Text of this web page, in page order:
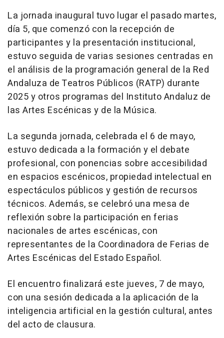
La jornada inaugural tuvo lugar el pasado martes,
día 5, que comenzó con la recepción de
participantes y la presentación institucional,
estuvo seguida de varias sesiones centradas en
el análisis de la programación general de la Red
Andaluza de Teatros Públicos (RATP) durante
2025 y otros programas del Instituto Andaluz de
las Artes Escénicas y de la Música.
La segunda jornada, celebrada el 6 de mayo,
estuvo dedicada a la formación y el debate
profesional, con ponencias sobre accesibilidad
en espacios escénicos, propiedad intelectual en
espectáculos públicos y gestión de recursos
técnicos. Además, se celebró una mesa de
reflexión sobre la participación en ferias
nacionales de artes escénicas, con
representantes de la Coordinadora de Ferias de
Artes Escénicas del Estado Español.
El encuentro finalizará este jueves, 7 de mayo,
con una sesión dedicada a la aplicación de la
inteligencia artificial en la gestión cultural, antes
del acto de clausura.